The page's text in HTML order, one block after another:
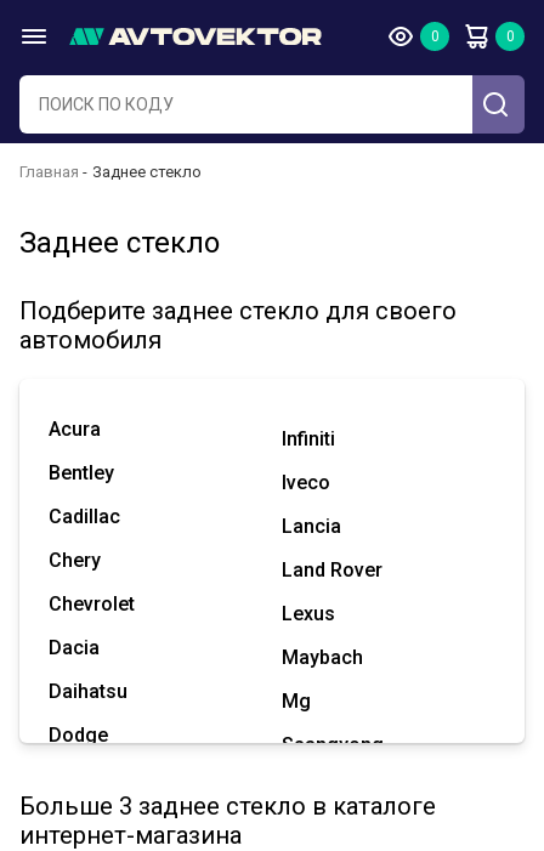
Главная Заднее стекло
Заднее стекло
Подберите заднее стекло для своего
автомобиля
Acura
Bentley
Cadillac
Chery
Chevrolet
Dacia
Daihatsu
Dodge
Great Wall
Infiniti
Iveco
Lancia
Land Rover
Lexus
Maybach
Mg
Ssangyong
Больше 3 заднее стекло в каталоге
интернет-магазина